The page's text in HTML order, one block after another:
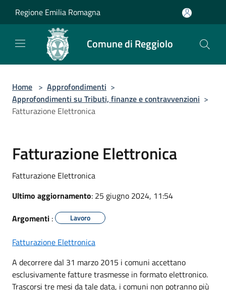
Regione Emilia Romagna
Comune di Reggiolo
Home > Approfondimenti >
Approfondimenti su Tributi, finanze e contravvenzioni >
Fatturazione Elettronica
Fatturazione Elettronica
Fatturazione Elettronica
Ultimo aggiornamento: 25 giugno 2024, 11:54
Argomenti : Lavoro
Fatturazione Elettronica
A decorrere dal 31 marzo 2015 i comuni accettano
esclusivamente fatture trasmesse in formato elettronico.
Trascorsi tre mesi da tale data, i comuni non potranno più